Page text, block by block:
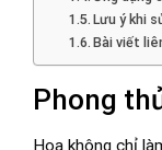
Lưu ý khi
Bài viết
Phong
Hoa không chỉ